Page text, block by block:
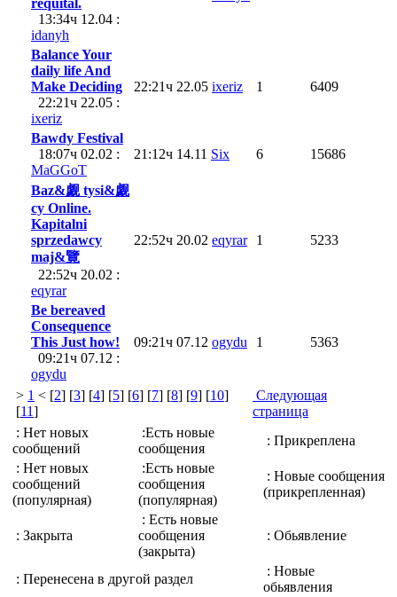
13:34ч 12.04 :
idanyh
Balance Your
daily life And
Make Deciding
22:21ч 22.05 :
ixeriz
22:21ч 22.05 ixeriz 1 6409
Bawdy Festival
18:07ч 02.02 :
MaGGoT
21:12ч 14.11 Six 6 15686
Baz&觑 tysi&觑
cy Online.
Kapitalni
sprzedawcy
maj&覽
22:52ч 20.02 :
eqyrar
22:52ч 20.02 eqyrar 1 5233
Be bereaved
Consequence
This Just how!
09:21ч 07.12 :
ogydu
09:21ч 07.12 ogydu 1 5363
> 1 < [2] [3] [4] [5] [6] [7] [8] [9] [10]
[11]
Следующая
страница
: Нет новых
сообщений
:Есть новые
сообщения
: Прикреплена
: Нет новых
сообщений
(популярная)
:Есть новые
сообщения
(популярная)
: Новые сообщения
(прикрепленная)
: Закрыта
: Есть новые
сообщения
(закрыта)
: Обьявление
: Перенесена в другой раздел
: Новые
обьявления